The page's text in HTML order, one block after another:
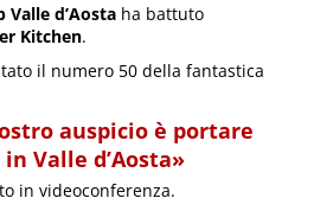
Valle d’Aosta ha battuto
Kitchen.
il numero 50 della fantastica
auspicio è portare
Valle d’Aosta»
in videoconferenza.